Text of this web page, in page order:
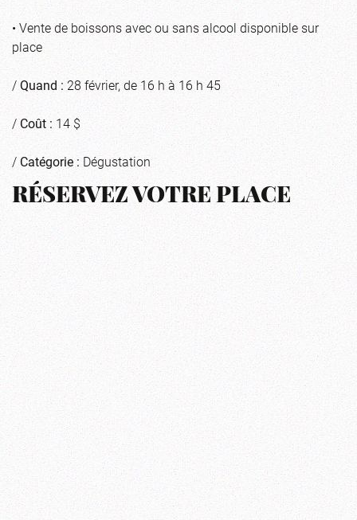
• Vente de boissons avec ou sans alcool disponible sur
place
/Quand :28 février, de 16 h à 16 h 45
/Coût :14 $
/Catégorie :Dégustation
RÉSERVEZ VOTRE PLACE